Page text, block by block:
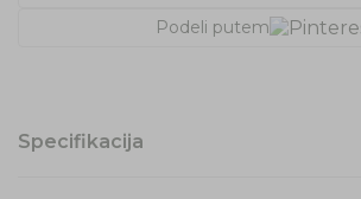
Podeli putem
Specifikacija